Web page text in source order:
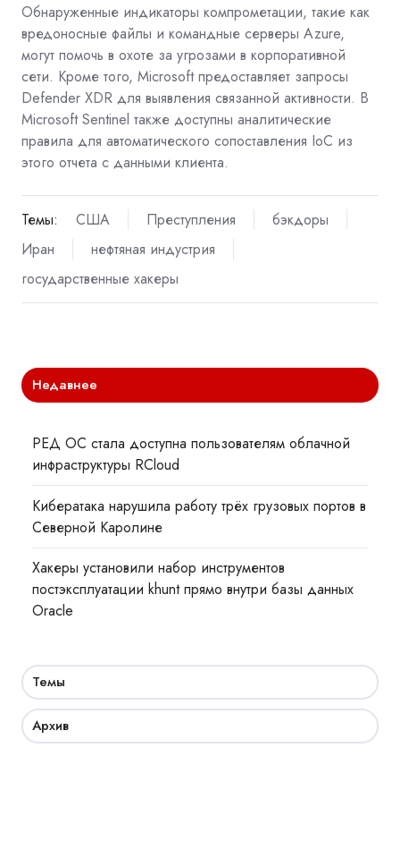
Обнаруженные индикаторы компрометации, такие как
вредоносные файлы и командные серверы Azure,
могут помочь в охоте за угрозами в корпоративной
сети. Кроме того, Microsoft предоставляет запросы
Defender XDR для выявления связанной активности. В
Microsoft Sentinel также доступны аналитические
правила для автоматического сопоставления IoC из
этого отчета с данными клиента.
Темы: США Преступления
бэкдоры
Иран
нефтяная индустрия
государственные хакеры
Недавнее
РЕД ОС стала доступна пользователям облачной
инфраструктуры RCloud
Кибератака нарушила работу трёх грузовых портов в
Северной Каролине
Хакеры установили набор инструментов
постэксплуатации khunt прямо внутри базы данных
Oracle
Темы
Архив